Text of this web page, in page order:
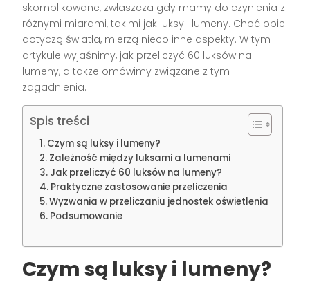
skomplikowane, zwłaszcza gdy mamy do czynienia z
różnymi miarami, takimi jak luksy i lumeny. Choć obie
dotyczą światła, mierzą nieco inne aspekty. W tym
artykule wyjaśnimy, jak przeliczyć 60 luksów na
lumeny, a także omówimy związane z tym
zagadnienia.
Spis treści
Czym są luksy i lumeny?
Zależność między luksami a lumenami
Jak przeliczyć 60 luksów na lumeny?
Praktyczne zastosowanie przeliczenia
Wyzwania w przeliczaniu jednostek oświetlenia
Podsumowanie
Czym są luksy i lumeny?